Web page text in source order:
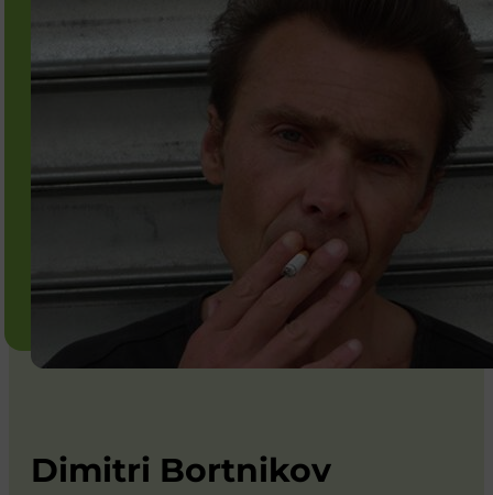
Dimitri Bortnikov